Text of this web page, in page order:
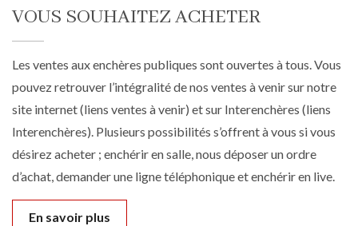
VOUS SOUHAITEZ ACHETER
Les ventes aux enchères publiques sont ouvertes à tous. Vous
pouvez retrouver l’intégralité de nos ventes à venir sur notre
site internet (liens ventes à venir) et sur Interenchères (liens
Interenchères). Plusieurs possibilités s’offrent à vous si vous
désirez acheter ; enchérir en salle, nous déposer un ordre
d’achat, demander une ligne téléphonique et enchérir en live.
En savoir plus